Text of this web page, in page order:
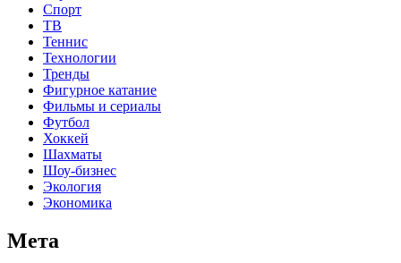
Спорт
ТВ
Теннис
Технологии
Тренды
Фигурное катание
Фильмы и сериалы
Футбол
Хоккей
Шахматы
Шоу-бизнес
Экология
Экономика
Мета